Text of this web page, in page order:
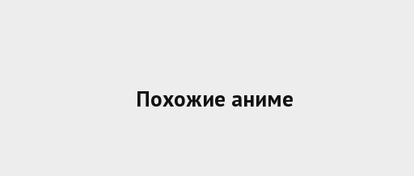
Похожие аниме